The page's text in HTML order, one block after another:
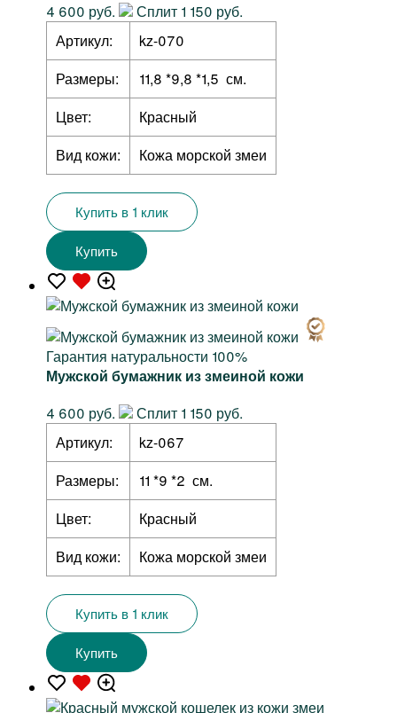
4 600 руб.
Сплит 1 150 руб.
Артикул:
kz-070
Размеры:
11,8 *9,8 *1,5 см.
Цвет:
Красный
Вид кожи:
Кожа морской змеи
Купить в 1 клик
Купить
Гарантия натуральности 100%
Мужской бумажник из змеиной кожи
4 600 руб.
Сплит 1 150 руб.
Артикул:
kz-067
Размеры:
11 *9 *2 см.
Цвет:
Красный
Вид кожи:
Кожа морской змеи
Купить в 1 клик
Купить